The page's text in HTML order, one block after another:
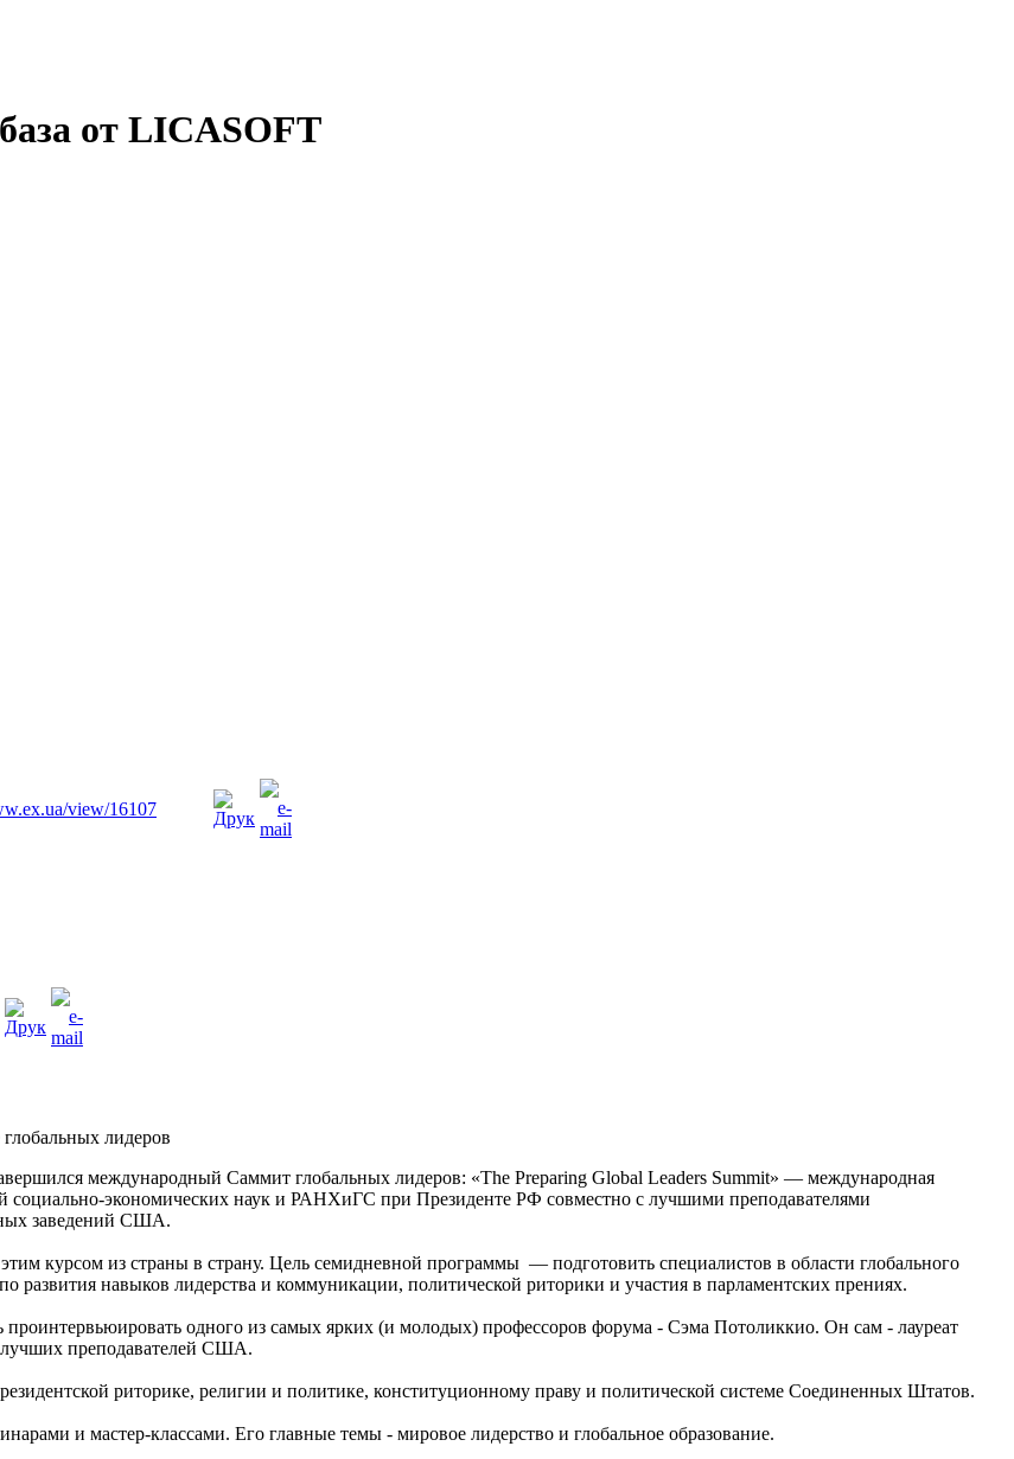
от LICASOFT
view/16107
лидеров
международный Саммит глобальных лидеров: «The Preparing Global Leaders Summit» — международная
социально-экономических наук и РАНХиГС при Президенте РФ совместно с лучшими преподавателями
заведений США.
курсом из страны в страну. Цель семидневной программы — подготовить специалистов в области глобального
развития навыков лидерства и коммуникации, политической риторики и участия в парламентских прениях.
одного из самых ярких (и молодых) профессоров форума - Сэма Потоликкио. Он сам - лауреат
преподавателей США.
риторике, религии и политике, конституционному праву и политической системе Соединенных Штатов.
и мастер-классами. Его главные темы - мировое лидерство и глобальное образование.